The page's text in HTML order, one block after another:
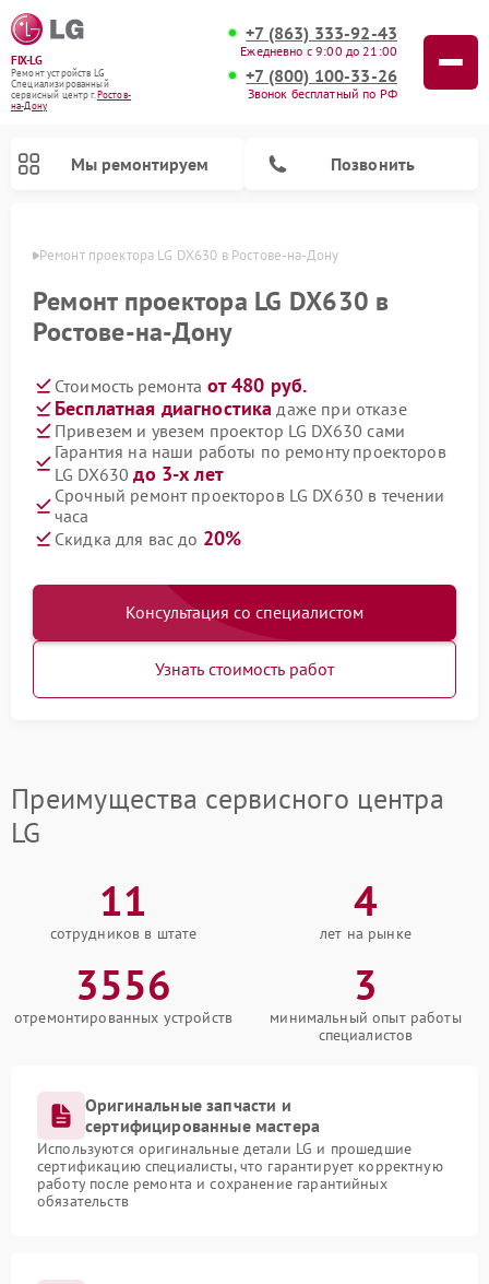
FIX-LG
Ремонт устройств LG
Специализированный
cервисный центр г.Ростов-
на-Дону
+7 (863) 333-92-43
Ежедневно с 9:00 до 21:00
+7 (800) 100-33-26
Звонок бесплатный по РФ
Мы ремонтируем Позвонить
Ремонт проектора LG DX630 в Ростове-на-Дону
Ремонт проектора LG DX630 в
Ростове-на-Дону
Стоимость ремонта от 480 руб.
Бесплатная диагностика даже при отказе
Привезем и увезем проектор LG DX630 сами
Гарантия на наши работы по ремонту проекторов
LG DX630до 3-х лет
Срочный ремонт проекторов LG DX630 в течении
часа
Скидка для вас до 20%
Консультация со специалистом
Узнать стоимость работ
Преимущества сервисного центра
LG
11
сотрудников в штате
4
лет на рынке
3556
отремонтированных устройств
3
минимальный опыт работы
специалистов
Оригинальные запчасти и
сертифицированные мастера
Используются оригинальные детали LG и прошедшие
сертификацию специалисты, что гарантирует корректную
работу после ремонта и сохранение гарантийных
обязательств